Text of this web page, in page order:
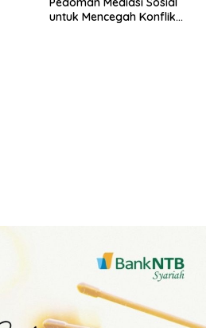
untuk Mencegah Konflik